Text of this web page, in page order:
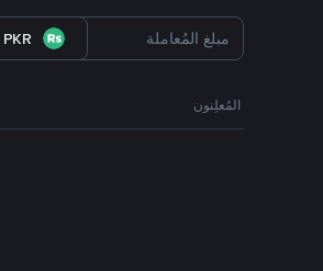
PKR
المُعلِنون